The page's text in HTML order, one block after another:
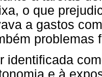
o que
a gastos
problemas
identificada
e à